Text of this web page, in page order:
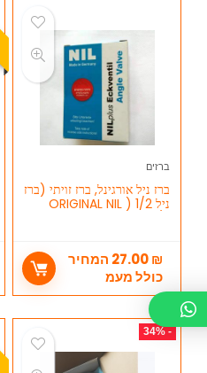
ברזים
ברז ניל אורגינל, ברז זויתי (ברז
ניל ORIGINAL NIL ) 1/2
27.00₪
המחיר
כולל מעמ
- 34%